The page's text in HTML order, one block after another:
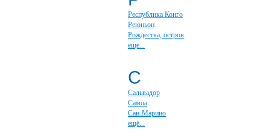
Республика Конго
Реюньон
Рождества, остров
ещё...
С
Сальвадор
Самоа
Сан-Марино
ещё...